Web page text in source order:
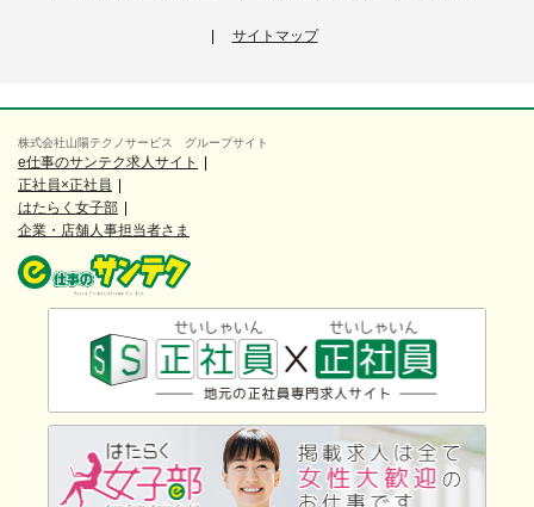
サイトマップ
株式会社山陽テクノサービス グループサイト
e仕事のサンテク求人サイト
正社員×正社員
はたらく女子部
企業・店舗人事担当者さま